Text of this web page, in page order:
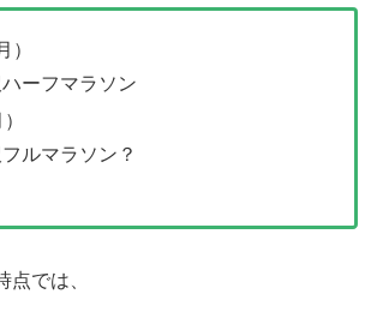
）
ーフマラソン
ルマラソン？
点では、